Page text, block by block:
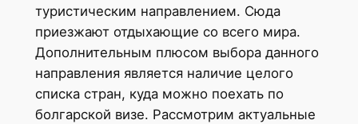
туристическим направлением. Сюда
приезжают отдыхающие со всего мира.
Дополнительным плюсом выбора данного
направления является наличие целого
списка стран, куда можно поехать по
болгарской визе. Рассмотрим актуальные